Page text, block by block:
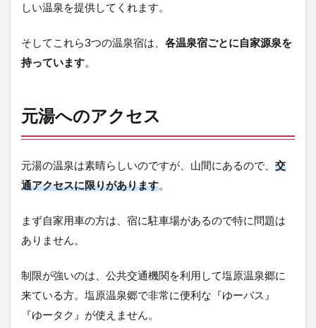
2.1
シー
2.2
車
出
館
の
3.1
3.2
館内
3.2.1
しい温泉を提供してくれます。
そしてこれら3つの温泉宿は、 各温泉宿ごとに自家源泉を
持っています。
元湯へのアクセス
元湯の温泉は素晴らしいのですが、山間にあるので、 交
通アクセスに限りがあります。
まず自家用車の方は、宿に駐車場があるので特に問題は
ありません。
制限が強いのは、公共交通機関を利用して塩原温泉郷に
来ている方。塩原温泉郷で非常に便利な『ゆーバス』
『ゆータク』が使えません。